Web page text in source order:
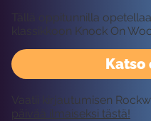
Tällä oppitunnilla
klassikkoon Knock On
Vaatii kirjautumisen
päivää ilmaiseksi tästä!